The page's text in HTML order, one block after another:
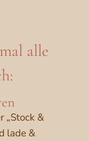
alle
„Stock &
lade &